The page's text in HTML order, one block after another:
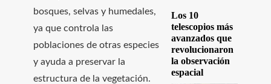
bosques, selvas y humedales,
ya que controla las
poblaciones de otras especies
y ayuda a preservar la
estructura de la vegetación.
Los 10
telescopios más
avanzados que
revolucionaron
la observación
espacial